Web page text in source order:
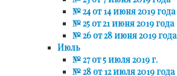
№ 24 от 14 июня 2019 года
№ 25 от 21 июня 2019 года
№ 26 от 28 июня 2019 года
Июль
№ 27 от 5 июля 2019 г.
№ 28 от 12 июля 2019 года